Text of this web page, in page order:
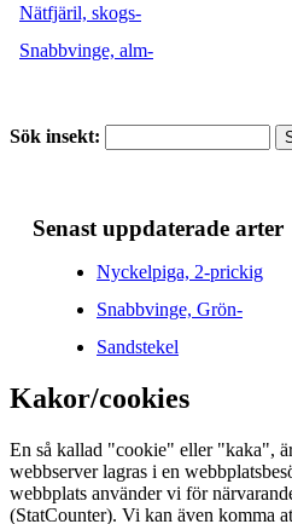
Nätfjäril, skogs-
Snabbvinge, alm-
Sök insekt:
Senast uppdaterade arter
Nyckelpiga, 2-prickig
Snabbvinge, Grön-
Sandstekel
Kakor/cookies
En så kallad "cookie" eller "kaka",
webbserver lagras i en
webbplats använder vi för
(StatCounter). Vi kan även komma